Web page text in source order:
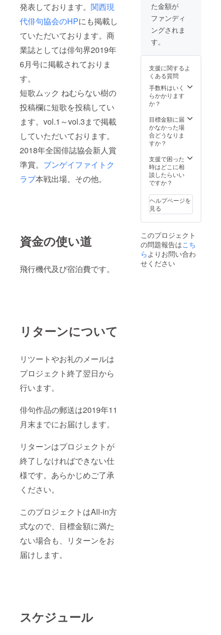
発表しております。 関西現
代俳句協会のHPにも掲載し
ていただいております。商
業誌としては俳句界2019年
6月号に掲載されておりま
す。
短歌ムック ねむらない樹の
投稿欄に短歌を投稿してい
ます。vol.1～vol.3まで掲載
していただいております。
2018年全国俳誌協会新人賞
準賞。 ブンゲイファイトク
ラブ本戦出場。その他。
資金の使い道
飛行機代及び宿泊費です。
リターンについて
リツートやお礼のメールは
プロジェクト終了翌日から
行います。
俳句作品の郵送は2019年11
月末までにお届けします。
リターンはプロジェクトが
終了しなければできない仕
様です。あらかじめご了承
ください。
このプロジェクトはAll-in方
式なので、目標金額に満た
ない場合も、リターンをお
届けします。
スケジュール
た金額が
ファンディ
ングされま
す。
支援に関するよ
くある質問
手数料はいく
らかかります
か？
目標金額に届
かなかった場
合どうなりま
すか？
支援で困った
時はどこに相
談したらいい
ですか？
ヘルプページを
見る
このプロジェクト
の問題報告はこち
らよりお問い合わ
せください